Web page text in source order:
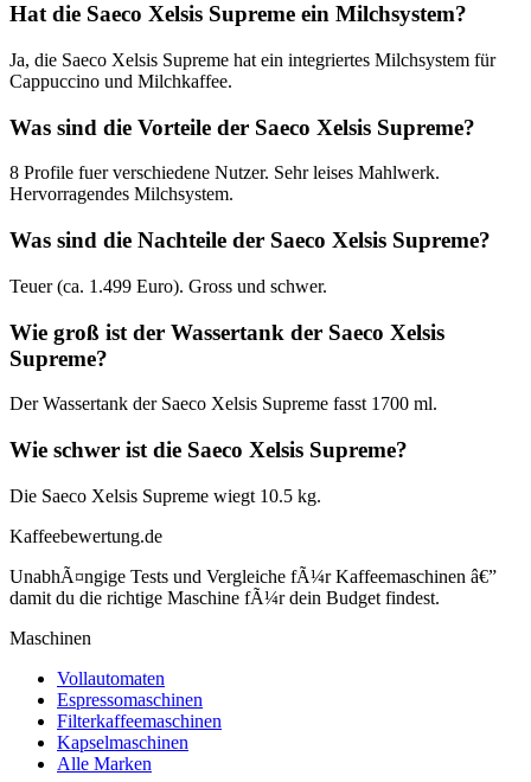
Hat die Saeco Xelsis Supreme ein Milchsystem?
Ja, die Saeco Xelsis Supreme hat ein integriertes Milchsystem für
Cappuccino und Milchkaffee.
Was sind die Vorteile der Saeco Xelsis Supreme?
8 Profile fuer verschiedene Nutzer. Sehr leises Mahlwerk.
Hervorragendes Milchsystem.
Was sind die Nachteile der Saeco Xelsis Supreme?
Teuer (ca. 1.499 Euro). Gross und schwer.
Wie groß ist der Wassertank der Saeco Xelsis
Supreme?
Der Wassertank der Saeco Xelsis Supreme fasst 1700 ml.
Wie schwer ist die Saeco Xelsis Supreme?
Die Saeco Xelsis Supreme wiegt 10.5 kg.
Kaffeebewertung.de
UnabhÃ¤ngige Tests und Vergleiche fÃ¼r Kaffeemaschinen â€”
damit du die richtige Maschine fÃ¼r dein Budget findest.
Maschinen
Vollautomaten
Espressomaschinen
Filterkaffeemaschinen
Kapselmaschinen
Alle Marken